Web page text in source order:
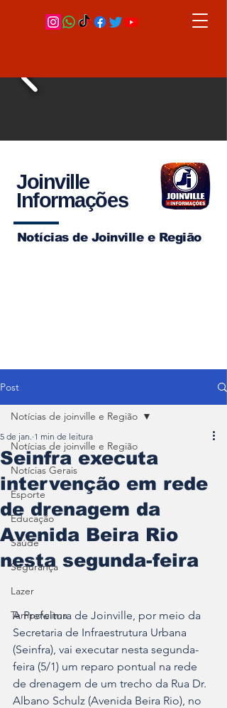
Joinville
Informações
Notícias de Joinville e Região
Post
Notícias de joinville e Região
Notícias Gerais
Esporte
Educação
Saúde
Segurança
Lazer
Tempo\clima
Notícias de joinville e Região
Seinfra executa
intervenção em rede
de drenagem da
Avenida Beira Rio
nesta segunda-feira
5 de jan. 1 min de leitura
A Prefeitura de Joinville, por meio da
Secretaria de Infraestrutura Urbana
(Seinfra), vai executar nesta segunda-
feira (5/1) um reparo pontual na rede
de drenagem de um trecho da Rua Dr.
Albano Schulz (Avenida Beira Rio), no